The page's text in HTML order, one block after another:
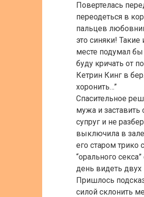
Повертелась
переодеться в
пальцев
это синяки!
месте подумал
буду кричать от
Кетрин Кинг в
хоронить…”
Спасительное
мужа и заставить
супруг и не
выключила в
его старом трико
“орального
день видеть
Пришлось
силой склонить